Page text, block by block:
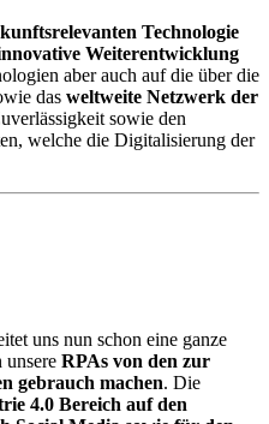
Technologie
Weiterentwicklung
aber auch auf die über die
das weltweite Netzwerk der
sowie den
welche die Digitalisierung der
uns nun schon eine ganze
unsere RPAs von den zur
gebrauch machen. Die
4.0 Bereich auf den